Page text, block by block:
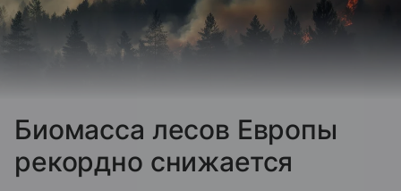
Биомасса лесов Европы
рекордно снижается